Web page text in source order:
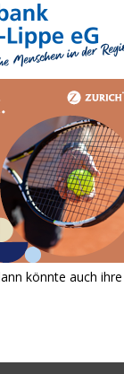
könnte auch